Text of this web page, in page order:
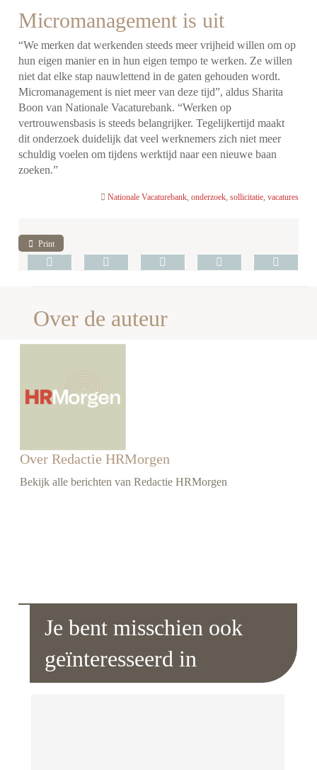
Micromanagement is uit
“We merken dat werkenden steeds meer vrijheid willen om op
hun eigen manier en in hun eigen tempo te werken. Ze willen
niet dat elke stap nauwlettend in de gaten gehouden wordt.
Micromanagement is niet meer van deze tijd”, aldus Sharita
Boon van Nationale Vacaturebank. “Werken op
vertrouwensbasis is steeds belangrijker. Tegelijkertijd maakt
dit onderzoek duidelijk dat veel werknemers zich niet meer
schuldig voelen om tijdens werktijd naar een nieuwe baan
zoeken.”
Nationale Vacaturebank, onderzoek, sollicitatie, vacatures
Print
Over de auteur
Over Redactie HRMorgen
Bekijk alle berichten van Redactie HRMorgen
Je bent misschien ook
geïnteresseerd in